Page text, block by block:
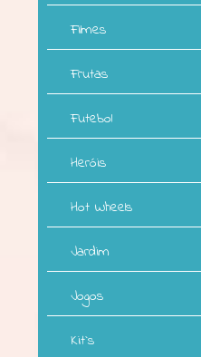
Filmes
Frutas
Futebol
Heróis
Hot Wheels
Jardim
Jogos
Kit`s